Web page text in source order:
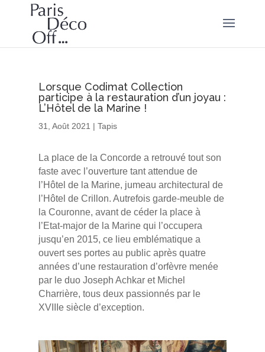
Lorsque Codimat Collection
participe à la restauration d’un joyau :
L’Hôtel de la Marine !
31, Août 2021 | Tapis
La place de la Concorde a retrouvé tout son
faste avec l’ouverture tant attendue de
l’Hôtel de la Marine, jumeau architectural de
l’Hôtel de Crillon. Autrefois garde-meuble de
la Couronne, avant de céder la place à
l’Etat-major de la Marine qui l’occupera
jusqu’en 2015, ce lieu emblématique a
ouvert ses portes au public après quatre
années d’une restauration d’orfèvre menée
par le duo Joseph Achkar et Michel
Charrière, tous deux passionnés par le
XVIIIe siècle d’exception.